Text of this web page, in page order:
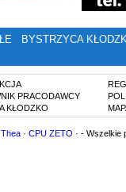
BYSTRZYCA
PRACODAWCY
KŁODZKO
· CPU ZETO · - Wszelkie